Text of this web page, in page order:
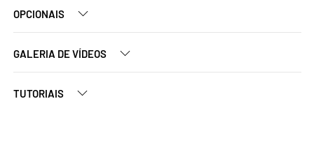
OPCIONAIS
GALERIA DE VÍDEOS
TUTORIAIS